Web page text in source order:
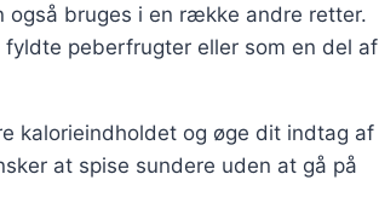
også bruges i en række andre retter.
peberfrugter eller som en del af
kalorieindholdet og øge dit indtag af
at spise sundere uden at gå på